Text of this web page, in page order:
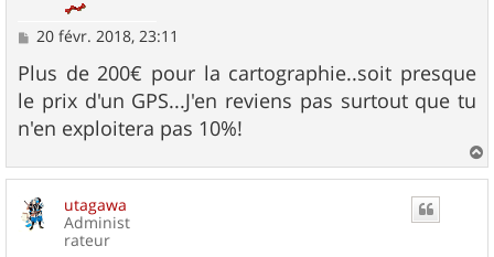
M
s
s
a
g
e
20 févr. 2018, 23:11
Plus de 200€ pour la cartographie..soit presque
le prix d'un GPS...J'en reviens pas surtout que tu
n'en exploitera pas 10%!
a
utagawa
Administ
rateur